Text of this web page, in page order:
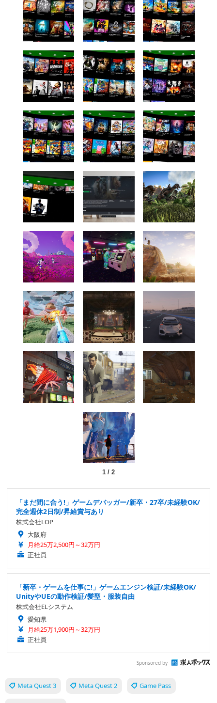
1/ 2
「まだ間に合う!」ゲームデバッガー/新卒・27卒/未経験OK/
完全週休2日制/昇給賞与あり
株式会社LOP
大阪府
月給25万2,500円～32万円
正社員
「新卒・ゲームを仕事に!」ゲームエンジン検証/未経験OK/
UnityやUEの動作検証/髪型・服装自由
株式会社ELシステム
愛知県
月給25万1,900円～32万円
正社員
Sponsored by
Meta Quest 3 Meta Quest 2 Game Pass